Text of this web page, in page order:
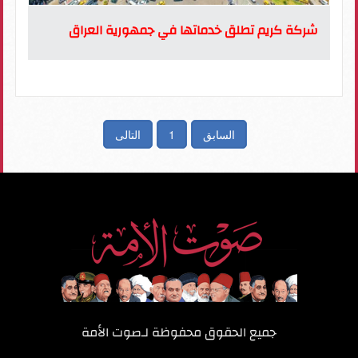
شركة كريم تطلق خدماتها في جمهورية العراق
السابق 1 التالى
جميع الحقوق محفوظة لـصوت الأمة